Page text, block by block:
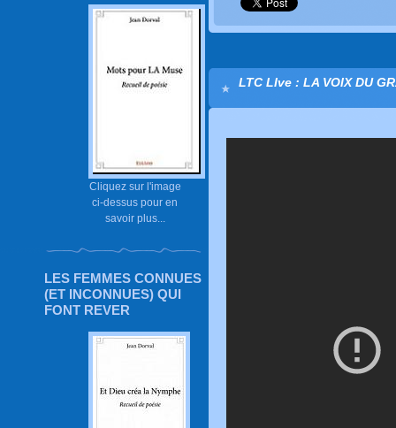
Cliquez sur l'image
ci-dessus pour en
savoir plus...
LES FEMMES CONNUES
(ET INCONNUES) QUI
FONT REVER
LTC LIve : LA VOIX DU